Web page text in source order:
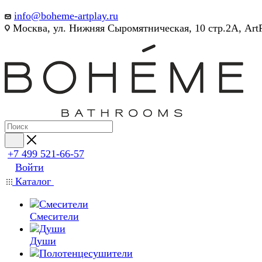
info@boheme-artplay.ru
Москва, ул. Нижняя Сыромятническая, 10 стр.2А,
+7 499 521-66-57
Войти
Каталог
Смесители
Души